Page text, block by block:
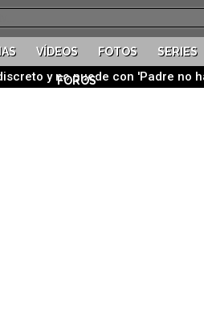
VÍDEOS FOTOS SERIES
FOROS
y no puede con 'Padre no